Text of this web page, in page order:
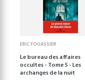
ERIC FOUASSIER
Le bureau des affaires
occultes - Tome 5 - Les
archanges de la nuit